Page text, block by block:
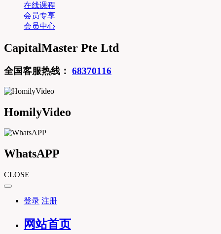
在线课程
会员专享
会员中心
CapitalMaster Pte Ltd
全国客服热线： 68370116
HomilyVideo
WhatsAPP
CLOSE
登录 注册
网站首页